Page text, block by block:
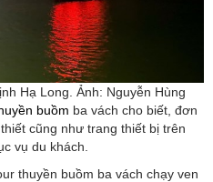
Hạ Long. Ảnh: Nguyễn Hùng
buồm ba vách cho biết, đơn
cũng như trang thiết bị trên
vụ du khách.
thuyền buồm ba vách chạy ven